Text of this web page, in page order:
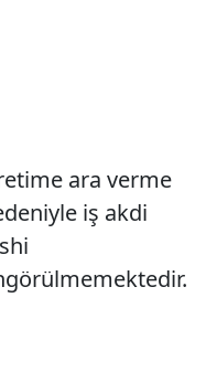
ara verme
iş akdi